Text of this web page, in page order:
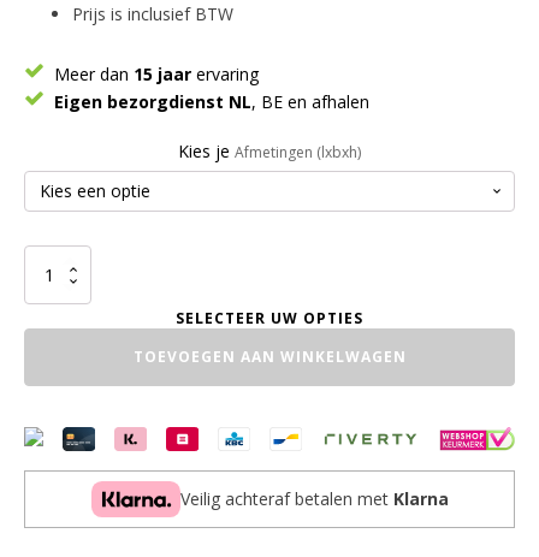
Prijs is inclusief BTW
Meer dan 15 jaar ervaring
Eigen bezorgdienst NL, BE en afhalen
Kies je Afmetingen (lxbxh)
Meubel
Cloudy
TOEVOEGEN AAN WINKELWAGEN
Veilig achteraf betalen met Klarna